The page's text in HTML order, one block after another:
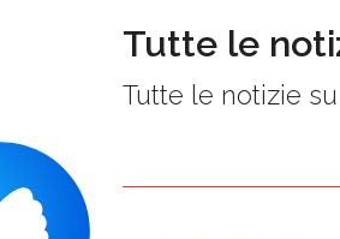
Tutte le
Tutte le notizie su